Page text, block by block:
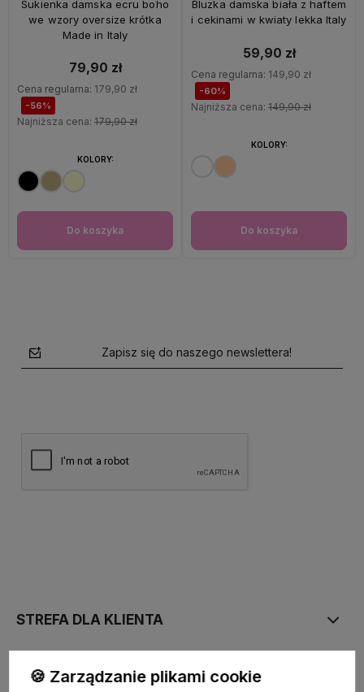
Sukienka damska ecru boho
we wzory oversize krótka
Made in Italy
79,90 zł
Cena regularna: 179,90 zł
-56%
Najniższa cena: 179,90 zł
Do koszyka
KOLORY:
Bluzka damska biała z haftem
i cekinami w kwiaty lekka Italy
59,90 zł
Cena regularna: 149,90 zł
-60%
Najniższa cena: 149,90 zł
Do koszyka
KOLORY:
Zapisz się do naszego newslettera!
STREFA DLA KLIENTA
PŁATNOŚĆ I DOSTAWA
🍪 Zarządzanie plikami cookie